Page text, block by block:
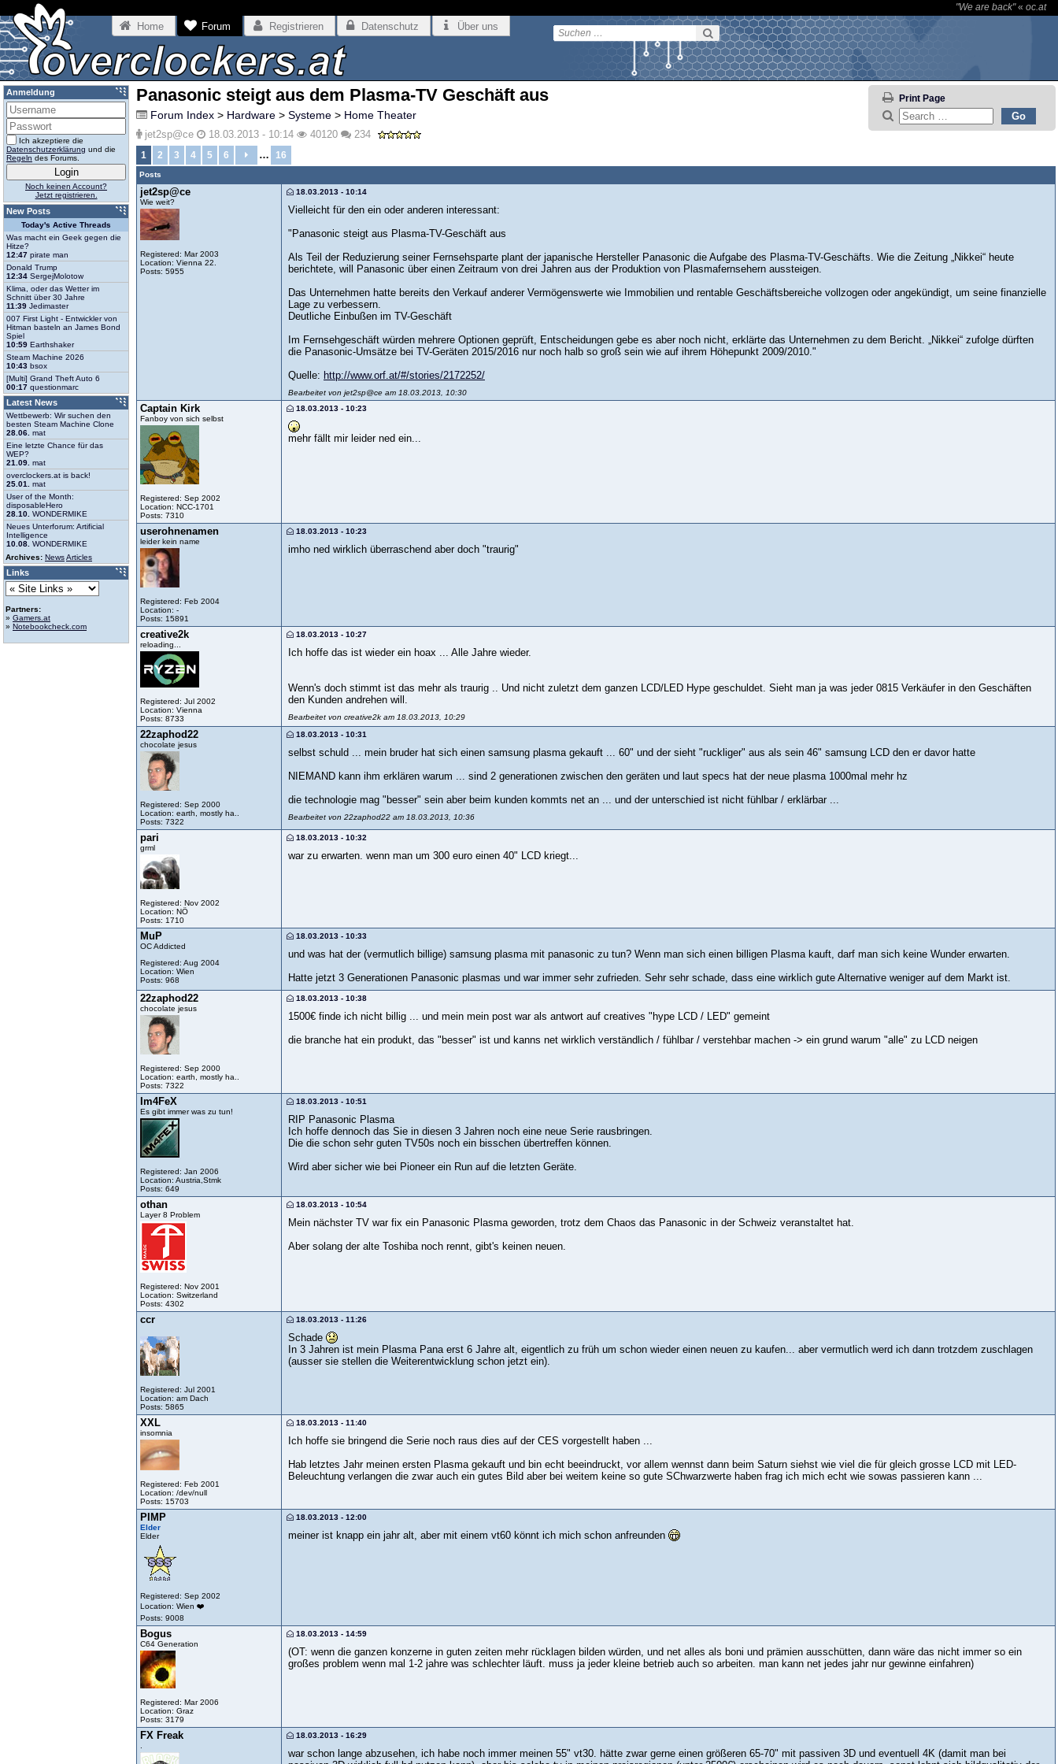
"We are back"« oc.at
Home Forum Registrieren Datenschutz Über uns
Panasonic steigt aus dem Plasma-TV Geschäft aus Print Page
Forum Index > Hardware > Systeme > Home Theater
jet2sp@ce 18.03.2013 - 10:14 40120 234
1 2 3 4 5 6 … 16
Posts
jet2sp@ce
Wie weit?
Registered: Mar 2003
Location: Vienna 22.
Posts: 5955
18.03.2013 - 10:14
Vielleicht für den ein oder anderen interessant:
"Panasonic steigt aus Plasma-TV-Geschäft aus
Als Teil der Reduzierung seiner Fernsehsparte plant der japanische Hersteller Panasonic die Aufgabe des Plasma-TV-Geschäfts. Wie die Zeitung „Nikkei“ heute
berichtete, will Panasonic über einen Zeitraum von drei Jahren aus der Produktion von Plasmafernsehern aussteigen.
Das Unternehmen hatte bereits den Verkauf anderer Vermögenswerte wie Immobilien und rentable Geschäftsbereiche vollzogen oder angekündigt, um seine finanzielle
Lage zu verbessern.
Deutliche Einbußen im TV-Geschäft
Im Fernsehgeschäft würden mehrere Optionen geprüft, Entscheidungen gebe es aber noch nicht, erklärte das Unternehmen zu dem Bericht. „Nikkei“ zufolge dürften
die Panasonic-Umsätze bei TV-Geräten 2015/2016 nur noch halb so groß sein wie auf ihrem Höhepunkt 2009/2010."
Quelle: http://www.orf.at/#/stories/2172252/
Bearbeitet von jet2sp@ce am 18.03.2013, 10:30
Captain Kirk
Fanboy von sich selbst
Registered: Sep 2002
Location: NCC-1701
Posts: 7310
18.03.2013 - 10:23
mehr fällt mir leider ned ein...
userohnenamen
leider kein name
Registered: Feb 2004
Location: -
Posts: 15891
18.03.2013 - 10:23
imho ned wirklich überraschend aber doch "traurig"
creative2k
reloading...
Registered: Jul 2002
Location: Vienna
Posts: 8733
18.03.2013 - 10:27
Ich hoffe das ist wieder ein hoax ... Alle Jahre wieder.
Wenn's doch stimmt ist das mehr als traurig .. Und nicht zuletzt dem ganzen LCD/LED Hype geschuldet. Sieht man ja was jeder 0815 Verkäufer in den Geschäften
den Kunden andrehen will.
Bearbeitet von creative2k am 18.03.2013, 10:29
22zaphod22
chocolate jesus
Registered: Sep 2000
Location: earth, mostly ha..
Posts: 7322
18.03.2013 - 10:31
selbst schuld ... mein bruder hat sich einen samsung plasma gekauft ... 60" und der sieht "ruckliger" aus als sein 46" samsung LCD den er davor hatte
NIEMAND kann ihm erklären warum ... sind 2 generationen zwischen den geräten und laut specs hat der neue plasma 1000mal mehr hz
die technologie mag "besser" sein aber beim kunden kommts net an ... und der unterschied ist nicht fühlbar / erklärbar ...
Bearbeitet von 22zaphod22 am 18.03.2013, 10:36
pari
grml
Registered: Nov 2002
Location: NÖ
Posts: 1710
18.03.2013 - 10:32
war zu erwarten. wenn man um 300 euro einen 40" LCD kriegt...
MuP
OC Addicted
Registered: Aug 2004
Location: Wien
Posts: 968
18.03.2013 - 10:33
und was hat der (vermutlich billige) samsung plasma mit panasonic zu tun? Wenn man sich einen billigen Plasma kauft, darf man sich keine Wunder erwarten.
Hatte jetzt 3 Generationen Panasonic plasmas und war immer sehr zufrieden. Sehr sehr schade, dass eine wirklich gute Alternative weniger auf dem Markt ist.
22zaphod22
chocolate jesus
Registered: Sep 2000
Location: earth, mostly ha..
Posts: 7322
18.03.2013 - 10:38
1500€ finde ich nicht billig ... und mein mein post war als antwort auf creatives "hype LCD / LED" gemeint
die branche hat ein produkt, das "besser" ist und kanns net wirklich verständlich / fühlbar / verstehbar machen -> ein grund warum "alle" zu LCD neigen
Im4FeX
Es gibt immer was zu tun!
Registered: Jan 2006
Location: Austria,Stmk
Posts: 649
18.03.2013 - 10:51
RIP Panasonic Plasma
Ich hoffe dennoch das Sie in diesen 3 Jahren noch eine neue Serie rausbringen.
Die die schon sehr guten TV50s noch ein bisschen übertreffen können.
Wird aber sicher wie bei Pioneer ein Run auf die letzten Geräte.
othan
Layer 8 Problem
Registered: Nov 2001
Location: Switzerland
Posts: 4302
18.03.2013 - 10:54
Mein nächster TV war fix ein Panasonic Plasma geworden, trotz dem Chaos das Panasonic in der Schweiz veranstaltet hat.
Aber solang der alte Toshiba noch rennt, gibt's keinen neuen.
ccr
Registered: Jul 2001
Location: am Dach
Posts: 5865
18.03.2013 - 11:26
Schade
In 3 Jahren ist mein Plasma Pana erst 6 Jahre alt, eigentlich zu früh um schon wieder einen neuen zu kaufen... aber vermutlich werd ich dann trotzdem zuschlagen
(ausser sie stellen die Weiterentwicklung schon jetzt ein).
XXL
insomnia
Registered: Feb 2001
Location: /dev/null
Posts: 15703
18.03.2013 - 11:40
Ich hoffe sie bringend die Serie noch raus dies auf der CES vorgestellt haben ...
Hab letztes Jahr meinen ersten Plasma gekauft und bin echt beeindruckt, vor allem wennst dann beim Saturn siehst wie viel die für gleich grosse LCD mit LED-
Beleuchtung verlangen die zwar auch ein gutes Bild aber bei weitem keine so gute SChwarzwerte haben frag ich mich echt wie sowas passieren kann ...
PIMP
Elder
Elder
Registered: Sep 2002
Location: Wien ❤️
Posts: 9008
18.03.2013 - 12:00
meiner ist knapp ein jahr alt, aber mit einem vt60 könnt ich mich schon anfreunden
Bogus
C64 Generation
Registered: Mar 2006
Location: Graz
Posts: 3179
18.03.2013 - 14:59
(OT: wenn die ganzen konzerne in guten zeiten mehr rücklagen bilden würden, und net alles als boni und prämien ausschütten, dann wäre das nicht immer so ein
großes problem wenn mal 1-2 jahre was schlechter läuft. muss ja jeder kleine betrieb auch so arbeiten. man kann net jedes jahr nur gewinne einfahren)
FX Freak 18.03.2013 - 16:29
war schon lange abzusehen, ich habe noch immer meinen 55" vt30. hätte zwar gerne einen größeren 65-70" mit passiven 3D und eventuell 4K (damit man bei
Anmeldung
Ich akzeptiere die
Datenschutzerklärung und die
Regeln des Forums.
Noch keinen Account?
Jetzt registrieren.
New Posts
Today's Active Threads
Was macht ein Geek gegen die
Hitze?
12:47 pirate man
Donald Trump
12:34 SergejMolotow
Klima, oder das Wetter im
Schnitt über 30 Jahre
11:39 Jedimaster
007 First Light - Entwickler von
Hitman basteln an James Bond
Spiel
10:59 Earthshaker
Steam Machine 2026
10:43 bsox
[Multi] Grand Theft Auto 6
00:17 questionmarc
Latest News
Wettbewerb: Wir suchen den
besten Steam Machine Clone
28.06. mat
Eine letzte Chance für das
WEP?
21.09. mat
overclockers.at is back!
25.01.
mat
User of the Month:
disposableHero
28.10. WONDERMIKE
Neues Unterforum: Artificial
Intelligence
10.08. WONDERMIKE
Archives: NewsArticles
Links
Partners:
» Gamers.at
» Notebookcheck.com